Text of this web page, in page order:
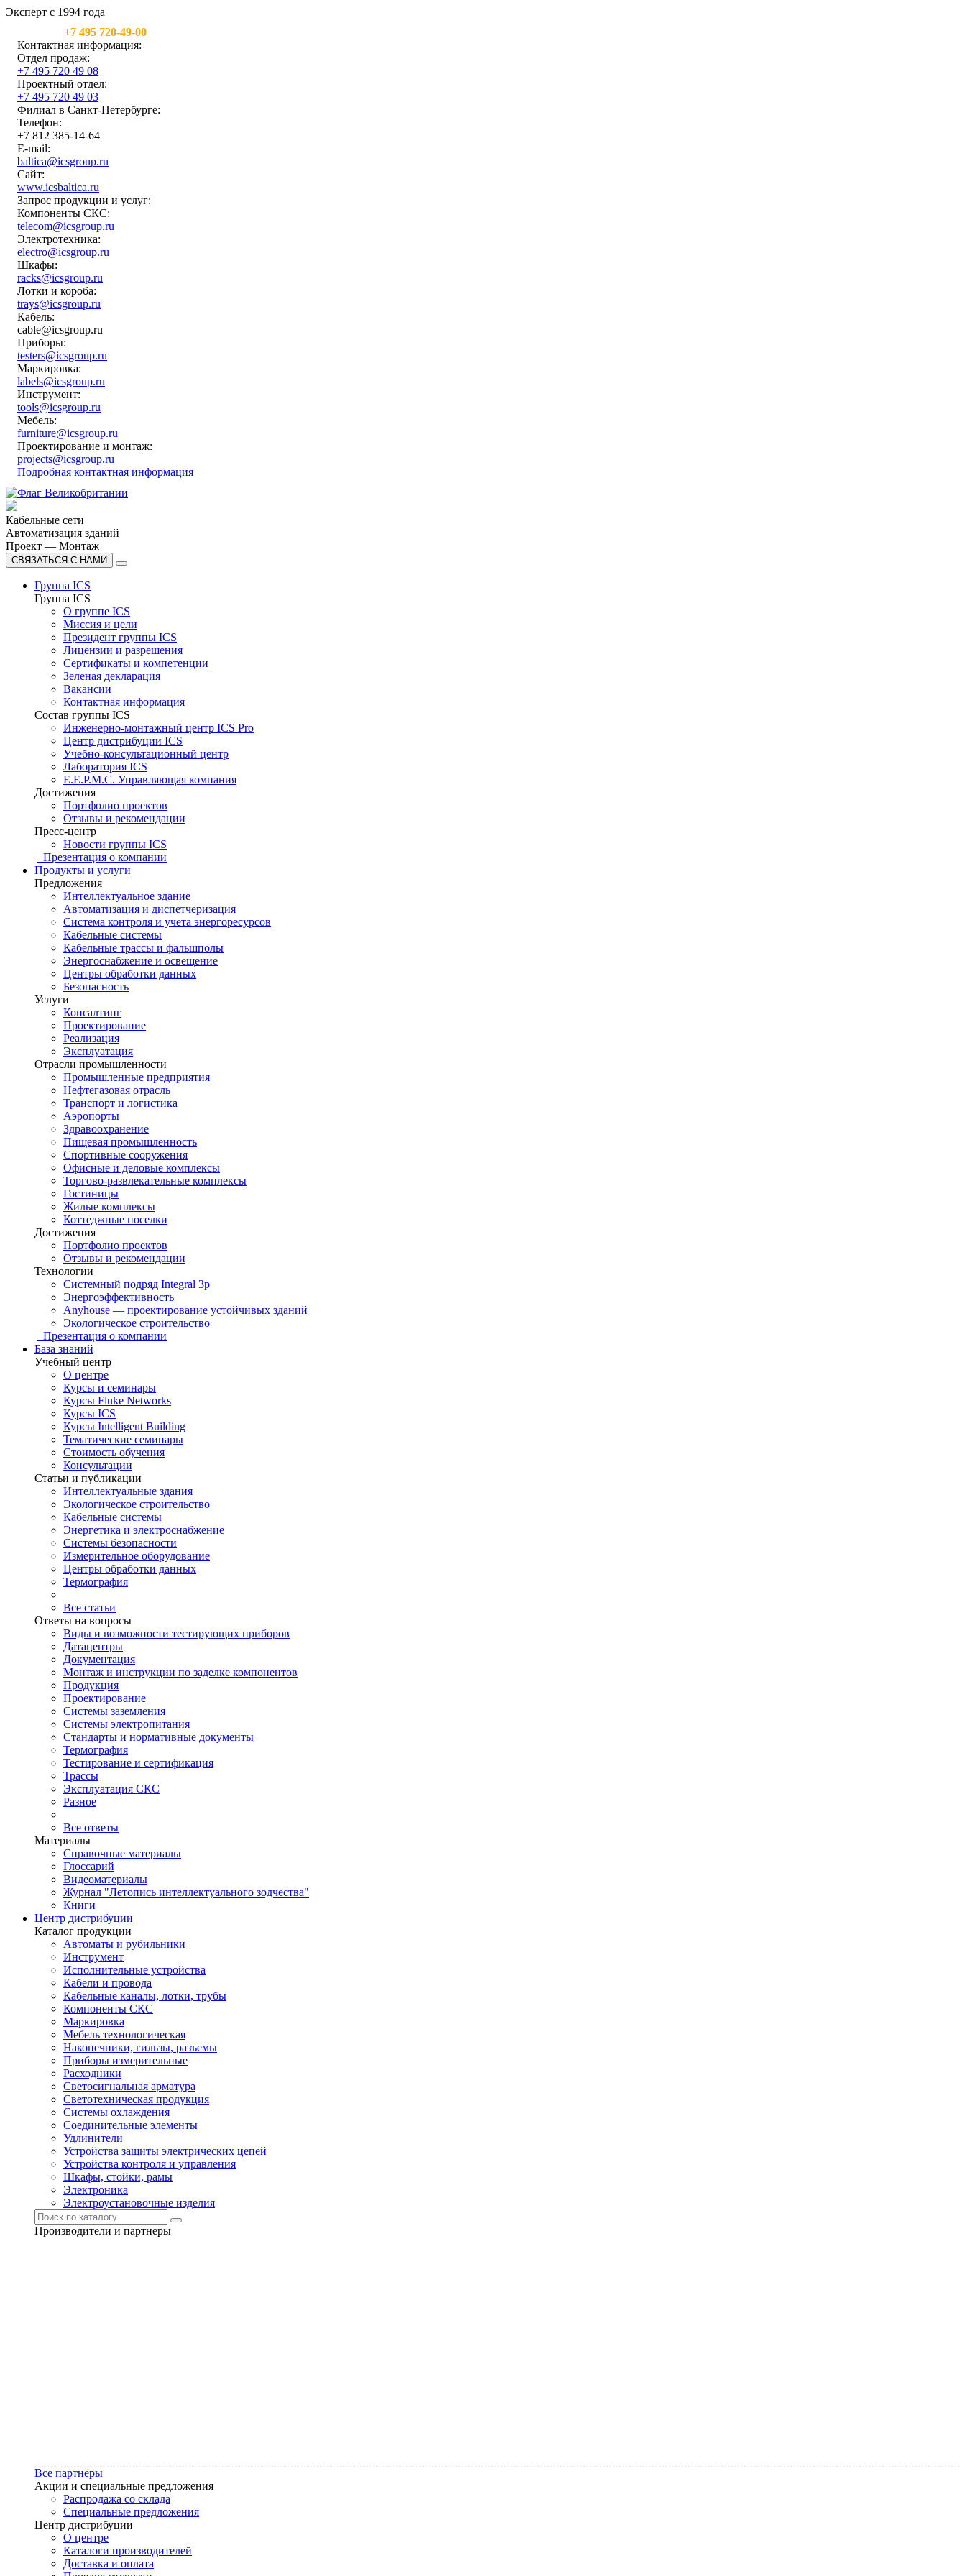
Эксперт с 1994 года
+7 495 720-49-00
Контактная информация:
Отдел продаж:
+7 495 720 49 08
Проектный отдел:
+7 495 720 49 03
Филиал в Санкт-Петербурге:
Телефон:
+7 812 385-14-64
E-mail:
baltica@icsgroup.ru
Сайт:
www.icsbaltica.ru
Запрос продукции и услуг:
Компоненты СКС:
telecom@icsgroup.ru
Электротехника:
electro@icsgroup.ru
Шкафы:
racks@icsgroup.ru
Лотки и короба:
trays@icsgroup.ru
Кабель:
cable@icsgroup.ru
Приборы:
testers@icsgroup.ru
Маркировка:
labels@icsgroup.ru
Инструмент:
tools@icsgroup.ru
Мебель:
furniture@icsgroup.ru
Проектирование и монтаж:
projects@icsgroup.ru
Подробная контактная информация
Кабельные сети
Автоматизация зданий
Проект — Монтаж
СВЯЗАТЬСЯ С НАМИ
Группа ICS
Группа ICS
О группе ICS
Миссия и цели
Президент группы ICS
Лицензии и разрешения
Сертификаты и компетенции
Зеленая декларация
Вакансии
Контактная информация
Состав группы ICS
Инженерно-монтажный центр ICS Pro
Центр дистрибуции ICS
Учебно-консультационный центр
Лаборатория ICS
E.E.P.M.C. Управляющая компания
Достижения
Портфолио проектов
Отзывы и рекомендации
Пресс-центр
Новости группы ICS
Презентация о компании
Продукты и услуги
Предложения
Интеллектуальное здание
Автоматизация и диспетчеризация
Система контроля и учета энергоресурсов
Кабельные системы
Кабельные трассы и фальшполы
Энергоснабжение и освещение
Центры обработки данных
Безопасность
Услуги
Консалтинг
Проектирование
Реализация
Эксплуатация
Отрасли промышленности
Промышленные предприятия
Нефтегазовая отрасль
Транспорт и логистика
Аэропорты
Здравоохранение
Пищевая промышленность
Спортивные сооружения
Офисные и деловые комплексы
Торгово-развлекательные комплексы
Гостиницы
Жилые комплексы
Коттеджные поселки
Достижения
Портфолио проектов
Отзывы и рекомендации
Технологии
Системный подряд Integral 3p
Энергоэффективность
Anyhouse — проектирование устойчивых зданий
Экологическое строительство
Презентация о компании
База знаний
Учебный центр
О центре
Курсы и семинары
Курсы Fluke Networks
Курсы ICS
Курсы Intelligent Building
Тематические семинары
Стоимость обучения
Консультации
Статьи и публикации
Интеллектуальные здания
Экологическое строительство
Кабельные системы
Энергетика и электроснабжение
Системы безопасности
Измерительное оборудование
Центры обработки данных
Термография
Все статьи
Ответы на вопросы
Виды и возможности тестирующих приборов
Датацентры
Документация
Монтаж и инструкции по заделке компонентов
Продукция
Проектирование
Системы заземления
Системы электропитания
Стандарты и нормативные документы
Термография
Тестирование и сертификация
Трассы
Эксплуатация СКС
Разное
Все ответы
Материалы
Справочные материалы
Глоссарий
Видеоматериалы
Журнал "Летопись интеллектуального зодчества"
Книги
Центр дистрибуции
Каталог продукции
Автоматы и рубильники
Инструмент
Исполнительные устройства
Кабели и провода
Кабельные каналы, лотки, трубы
Компоненты СКС
Маркировка
Мебель технологическая
Наконечники, гильзы, разъемы
Приборы измерительные
Расходники
Светосигнальная арматура
Светотехническая продукция
Системы охлаждения
Соединительные элементы
Удлинители
Устройства защиты электрических цепей
Устройства контроля и управления
Шкафы, стойки, рамы
Электроника
Электроустановочные изделия
Производители и партнеры
Все партнёры
Акции и специальные предложения
Распродажа со склада
Специальные предложения
Центр дистрибуции
О центре
Каталоги производителей
Доставка и оплата